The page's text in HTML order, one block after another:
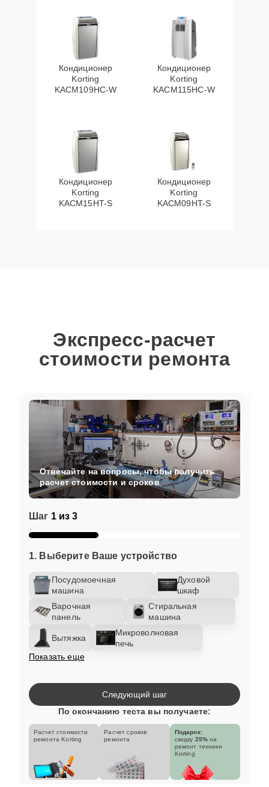
Кондиционер
Korting
KACM109HC-W
Кондиционер
Korting
KACM115HC-W
Кондиционер
Korting
KACM15HT-S
Кондиционер
Korting
KACM09HT-S
Экспресс-расчет
стоимости ремонта
Шаг 1 из 3
1. Выберите Ваше устройство
Посудомоечная
машина
Духовой
шкаф
Варочная
панель
Стиральная
машина
Вытяжка
Микроволновая
печь
Показать еще
Отвечайте на вопросы, чтобы получить
расчет стоимости и сроков
Следующий шаг
По окончанию теста вы получаете:
Расчет стоимости
ремонта Korting
Расчет сроков
ремонта
Подарок:
скидку 25% на
ремонт техники
Korting